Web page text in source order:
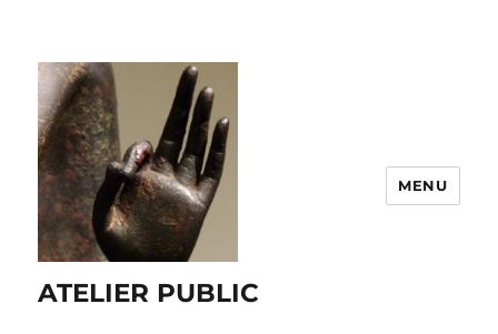
ATELIER PUBLIC
MENU